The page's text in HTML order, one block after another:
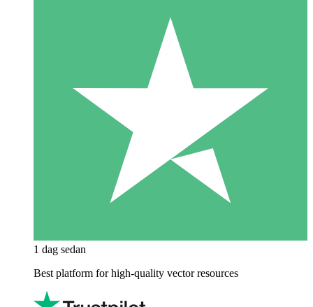
1 dag sedan
Best platform for high-quality vector resources